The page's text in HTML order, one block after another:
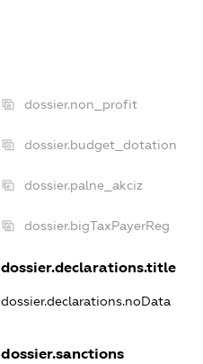
dossier.non_profit
dossier.budget_dotation
dossier.palne_akciz
dossier.bigTaxPayerReg
dossier.declarations.title
dossier.declarations.noData
dossier.sanctions